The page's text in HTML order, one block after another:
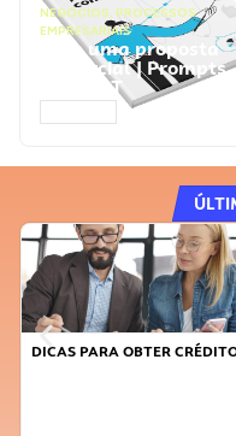
NEGÓCIOS, PROCESSOS
EMPRESARIAIS
Faça uma proposta
comercial | Prompts
ChatGPT
CRÉDITO
FAÇA A